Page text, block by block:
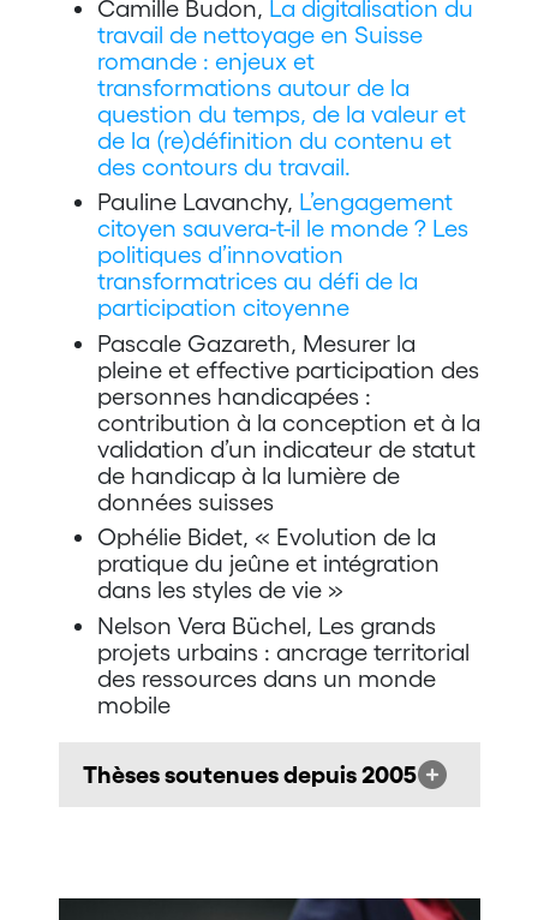
Camille Budon, La digitalisation du
travail de nettoyage en Suisse
romande : enjeux et
transformations autour de la
question du temps, de la valeur et
de la (re)définition du contenu et
des contours du travail.
Pauline Lavanchy, L’engagement
citoyen sauvera-t-il le monde ? Les
politiques d’innovation
transformatrices au défi de la
participation citoyenne
Pascale Gazareth, Mesurer la
pleine et effective participation des
personnes handicapées :
contribution à la conception et à la
validation d’un indicateur de statut
de handicap à la lumière de
données suisses
Ophélie Bidet, « Evolution de la
pratique du jeûne et intégration
dans les styles de vie »
Nelson Vera Büchel, Les grands
projets urbains : ancrage territorial
des ressources dans un monde
mobile
Thèses soutenues depuis 2005